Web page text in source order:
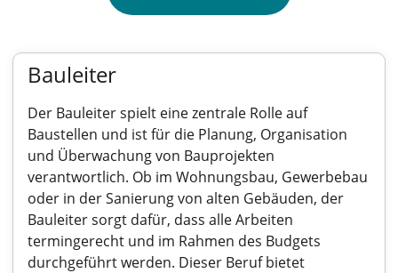
Bauleiter
Der Bauleiter spielt eine zentrale Rolle auf
Baustellen und ist für die Planung, Organisation
und Überwachung von Bauprojekten
verantwortlich. Ob im Wohnungsbau, Gewerbebau
oder in der Sanierung von alten Gebäuden, der
Bauleiter sorgt dafür, dass alle Arbeiten
termingerecht und im Rahmen des Budgets
durchgeführt werden. Dieser Beruf bietet